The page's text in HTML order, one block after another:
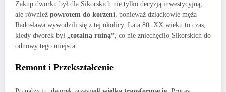
Zakup dworku był dla Sikorskich nie tylko decyzją inwestycyjną,
ale również powrotem do korzeni, ponieważ dziadkowie męża
Radosława wywodzili się z tej okolicy. Lata 80. XX wieku to czas,
kiedy dworek był „totalną ruiną”, co nie zniechęciło Sikorskich do
odnowy tego miejsca.
Remont i Przekształcenie